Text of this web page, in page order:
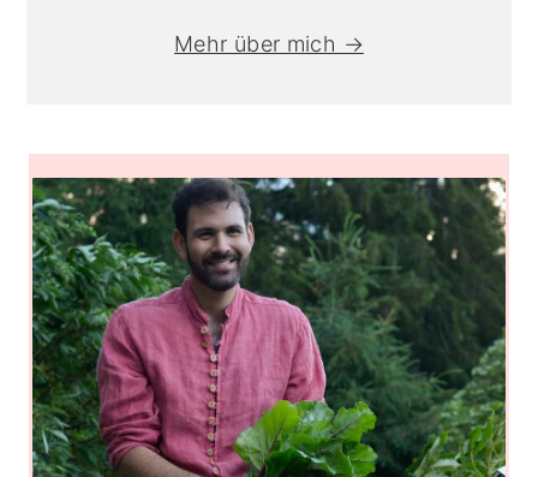
Mehr über mich →